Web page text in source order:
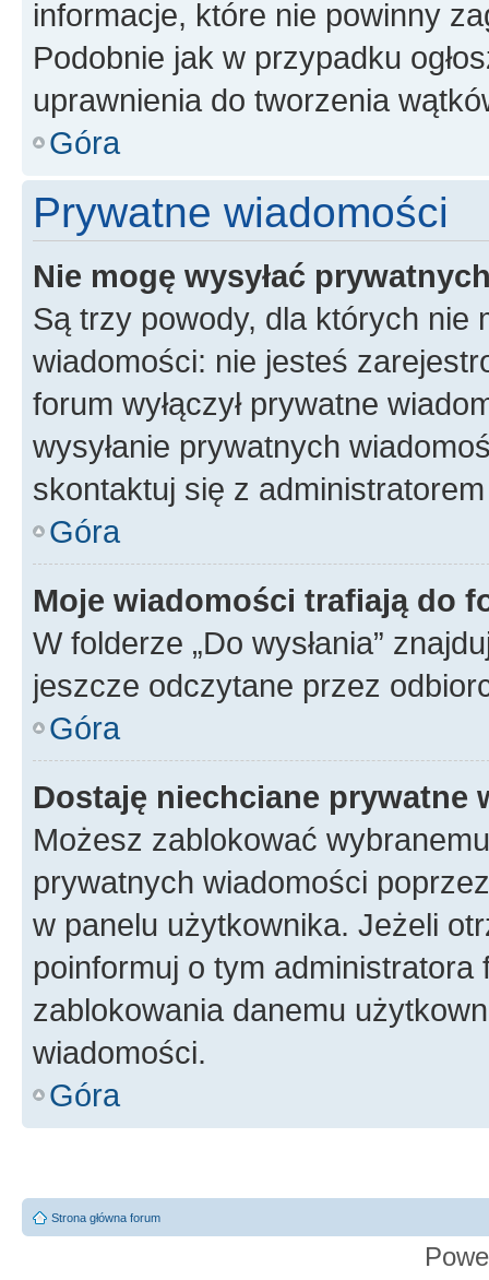
informacje, które nie powinny
Podobnie jak w przypadku
uprawnienia do tworzenia
Góra
Prywatne wiadomości
Nie mogę wysyłać
Są trzy powody, dla których nie
wiadomości: nie jesteś
forum wyłączył prywatne
wysyłanie prywatnych
skontaktuj się z
Góra
Moje wiadomości trafiają do
W folderze „Do wysłania”
jeszcze odczytane przez
Góra
Dostaję niechciane prywatne
Możesz zablokować
prywatnych wiadomości
w panelu użytkownika. Jeżeli
poinformuj o tym
zablokowania danemu
wiadomości.
Góra
Strona główna forum